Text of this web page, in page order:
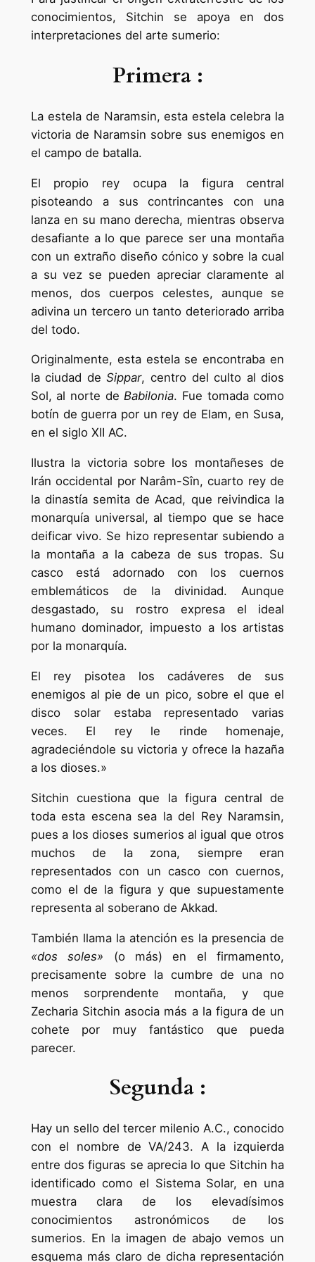
conocimientos, Sitchin se apoya en dos
interpretaciones del arte sumerio:
Primera :
La estela de Naramsin, esta estela celebra la
victoria de Naramsin sobre sus enemigos en
el campo de batalla.
El propio rey ocupa la figura central
pisoteando a sus contrincantes con una
lanza en su mano derecha, mientras observa
desafiante a lo que parece ser una montaña
con un extraño diseño cónico y sobre la cual
a su vez se pueden apreciar claramente al
menos, dos cuerpos celestes, aunque se
adivina un tercero un tanto deteriorado arriba
del todo.
Originalmente, esta estela se encontraba en
la ciudad deSippar, centro del culto al dios
Sol, al norte deBabilonia. Fue tomada como
botín de guerra por un rey de Elam, en Susa,
en el siglo XII AC.
Ilustra la victoria sobre los montañeses de
Irán occidental por Narâm-Sîn, cuarto rey de
la dinastía semita de Acad, que reivindica la
monarquía universal, al tiempo que se hace
deificar vivo. Se hizo representar subiendo a
la montaña a la cabeza de sus tropas. Su
casco está adornado con los cuernos
emblemáticos de la divinidad. Aunque
desgastado, su rostro expresa el ideal
humano dominador, impuesto a los artistas
por la monarquía.
El rey pisotea los cadáveres de sus
enemigos al pie de un pico, sobre el que el
disco solar estaba representado varias
veces. El rey le rinde homenaje,
agradeciéndole su victoria y ofrece la hazaña
a los dioses.»
Sitchin cuestiona que la figura central de
toda esta escena sea la del Rey Naramsin,
pues a los dioses sumerios al igual que otros
muchos de la zona, siempre eran
representados con un casco con cuernos,
como el de la figura y que supuestamente
representa al soberano de Akkad.
También llama la atención es la presencia de
«dos soles» (o más) en el firmamento,
precisamente sobre la cumbre de una no
menos sorprendente montaña, y que
Zecharia Sitchin asocia más a la figura de un
cohete por muy fantástico que pueda
parecer.
Segunda :
Hay un sello del tercer milenio A.C., conocido
con el nombre de VA/243. A la izquierda
entre dos figuras se aprecia lo que Sitchin ha
identificado como el Sistema Solar, en una
muestra clara de los elevadísimos
conocimientos astronómicos de los
sumerios. En la imagen de abajo vemos un
esquema más claro de dicha representación